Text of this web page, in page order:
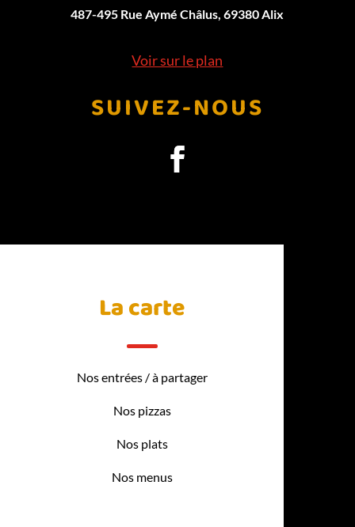
487-495 Rue Aymé Châlus, 69380 Alix
Voir sur le plan
SUIVEZ-NOUS
La carte
Nos entrées / à partager
Nos pizzas
Nos plats
Nos menus